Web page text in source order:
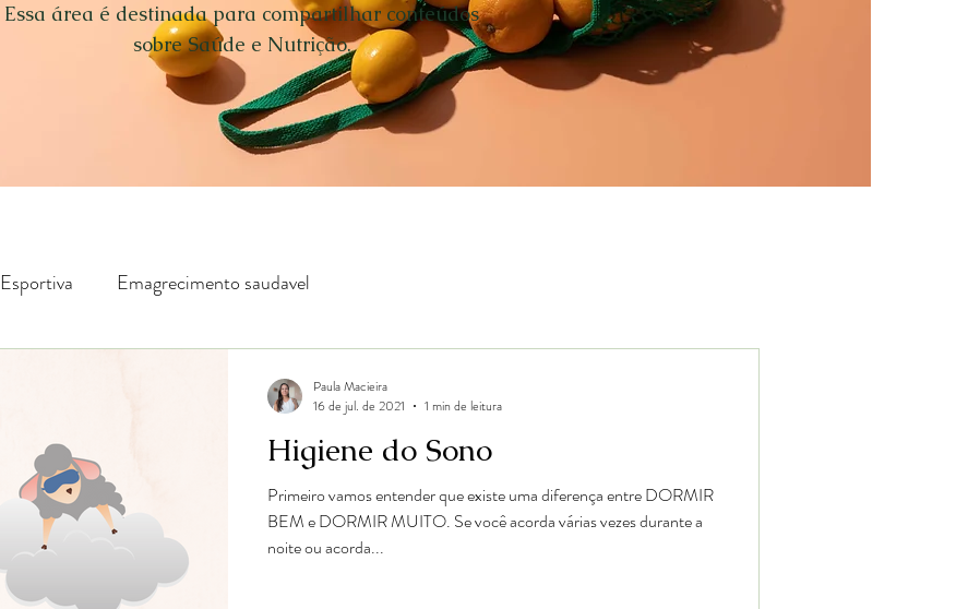
Essa área é destinada para compartilhar conteúdos
sobre Saúde e Nutrição.
Esportiva Emagrecimento saudavel
Higiene do Sono
Primeiro vamos entender que existe uma diferença entre DORMIR
BEM e DORMIR MUITO. Se você acorda várias vezes durante a
noite ou acorda...
Paula Macieira
16 de jul. de 2021
1 min de leitura